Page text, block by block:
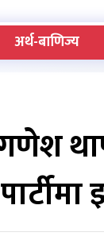
अर्थ-बाणिज्य